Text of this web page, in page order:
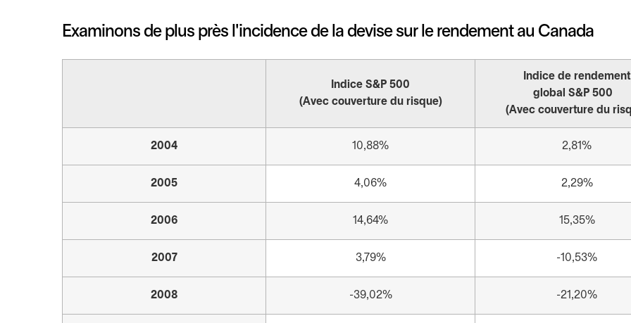
Examinons de plus près l'incidence de la devise sur le rendement au Canada
Indice S&P 500
(Avec couverture du risque)
Indice de rendement
global S&P 500
(Avec couverture du
2004 10,88% 2,81%
2005 4,06% 2,29%
2006 14,64% 15,35%
2007 3,79% -10,53%
2008 -39,02% -21,20%